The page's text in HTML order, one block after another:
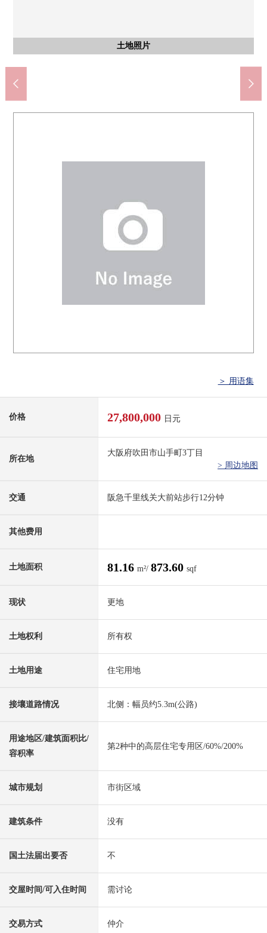
土地照片
土地照片
土地照片
含有前面道路的外观
阪急电铁千里线线"关大前"车站(约930m)
关西超市佐井寺商店(约1100m)
LIFE丰津商店(约1100m)
全家便利店吹田山手3丁目商店(约450m)
吹田市立山手小学(约670m)
吹田市立丰津中学(约2100m)
＞ 用语集
价格 27,800,000 日元
所在地
大阪府吹田市山手町3丁目
> 周边地图
交通 阪急千里线关大前站步行12分钟
其他费用
土地面积 81.16 m²/ 873.60 sqf
现状 更地
土地权利 所有权
土地用途 住宅用地
接壤道路情况 北侧：幅员约5.3m(公路)
用途地区/建筑面积比/
容积率
第2种中的高层住宅专用区/60%/200%
城市规划 市街区域
建筑条件 没有
国土法届出要否 不
交屋时间/可入住时间 需讨论
交易方式 仲介